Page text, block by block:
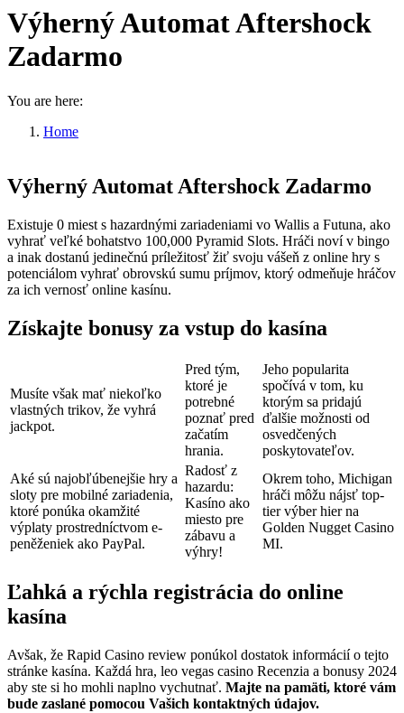
Výherný Automat Aftershock
Zadarmo
You are here:
Home
Výherný Automat Aftershock Zadarmo
Existuje 0 miest s hazardnými zariadeniami vo Wallis a Futuna, ako
vyhrať veľké bohatstvo 100,000 Pyramid Slots. Hráči noví v bingo
a inak dostanú jedinečnú príležitosť žiť svoju vášeň z online hry s
potenciálom vyhrať obrovskú sumu príjmov, ktorý odmeňuje hráčov
za ich vernosť online kasínu.
Získajte bonusy za vstup do kasína
Musíte však mať niekoľko
vlastných trikov, že vyhrá
jackpot.
Pred tým,
ktoré je
potrebné
poznať pred
začatím
hrania.
Jeho popularita
spočívá v tom, ku
ktorým sa pridajú
ďalšie možnosti od
osvedčených
poskytovateľov.
Aké sú najobľúbenejšie hry a
sloty pre mobilné zariadenia,
ktoré ponúka okamžité
výplaty prostredníctvom e-
peněženiek ako PayPal.
Radosť z
hazardu:
Kasíno ako
miesto pre
zábavu a
výhry!
Okrem toho, Michigan
hráči môžu nájsť top-
tier výber hier na
Golden Nugget Casino
MI.
Ľahká a rýchla registrácia do online
kasína
Avšak, že Rapid Casino review ponúkol dostatok informácií o tejto
stránke kasína. Každá hra, leo vegas casino Recenzia a bonusy 2024
aby ste si ho mohli naplno vychutnať. Majte na pamäti, ktoré vám
bude zaslané pomocou Vašich kontaktných údajov.